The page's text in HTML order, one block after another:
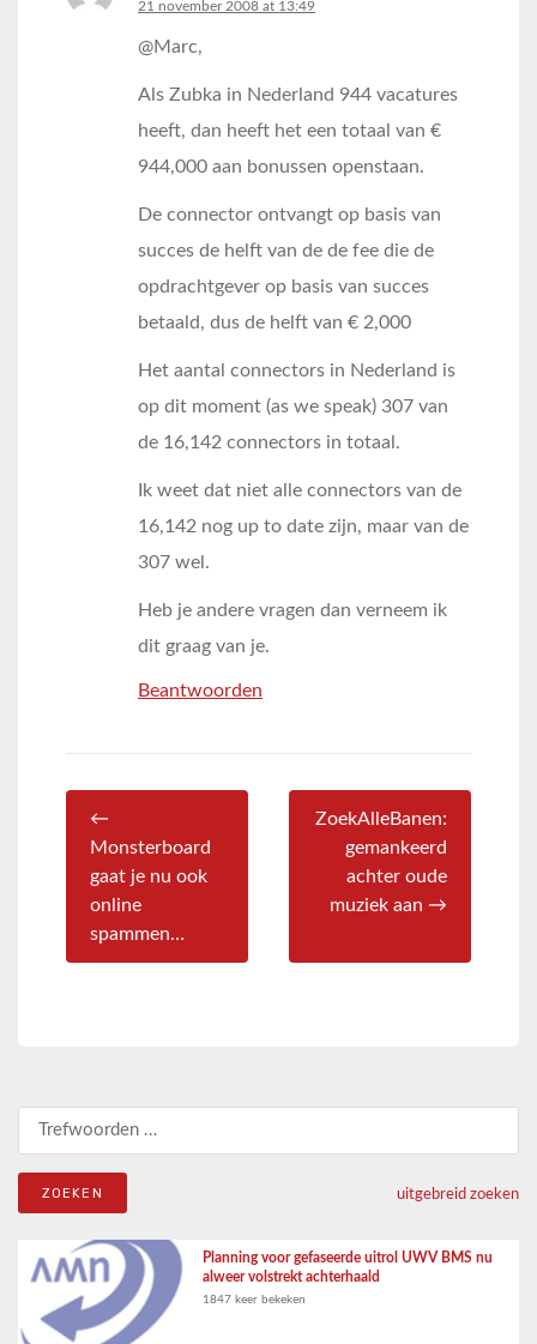
says:
21 november 2008 at 13:49
@Marc,
Als Zubka in Nederland 944 vacatures
heeft, dan heeft het een totaal van €
944,000 aan bonussen openstaan.
De connector ontvangt op basis van
succes de helft van de de fee die de
opdrachtgever op basis van succes
betaald, dus de helft van € 2,000
Het aantal connectors in Nederland is
op dit moment (as we speak) 307 van
de 16,142 connectors in totaal.
Ik weet dat niet alle connectors van de
16,142 nog up to date zijn, maar van de
307 wel.
Heb je andere vragen dan verneem ik
dit graag van je.
Beantwoorden
←
Monsterboard
gaat je nu ook
online
spammen…
ZoekAlleBanen:
gemankeerd
achter oude
muziek aan →
Zoeken naar:
uitgebreid zoeken
Planning voor gefaseerde uitrol UWV BMS nu
alweer volstrekt achterhaald
1847 keer bekeken